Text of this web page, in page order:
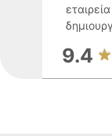
9.4